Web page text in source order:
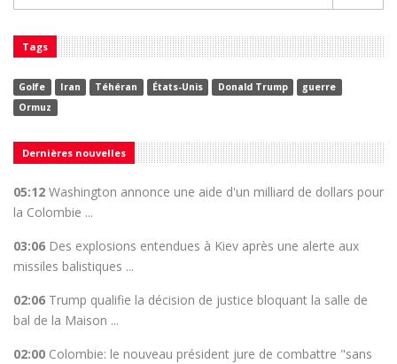
Tags
Golfe Iran Téhéran États-Unis Donald Trump
guerre
Ormuz
Dernières nouvelles
05:12 Washington annonce une aide d'un milliard de dollars pour
la Colombie ...
03:06 Des explosions entendues à Kiev après une alerte aux
missiles balistiques ...
02:06 Trump qualifie la décision de justice bloquant la salle de
bal de la Maison ...
02:00 Colombie: le nouveau président jure de combattre "sans